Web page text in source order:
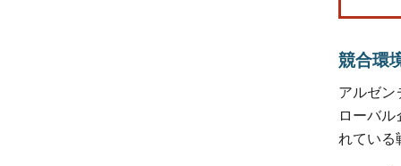
競合環
アルゼン
ローバ
れている